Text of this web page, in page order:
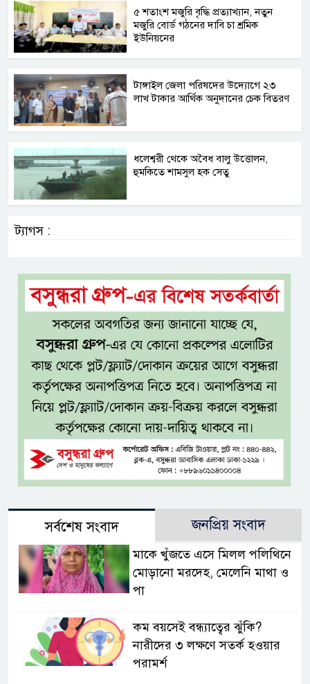
৫ শতাংশ মজুরি বৃদ্ধি প্রত্যাখ্যান, নতুন
মজুরি বোর্ড গঠনের দাবি চা শ্রমিক
ইউনিয়নের
টাঙ্গাইল জেলা পরিষদের উদ্যোগে ২৩
লাখ টাকার আর্থিক অনুদানের চেক বিতরণ
ধলেশ্বরী থেকে অবৈধ বালু উত্তোলন,
হুমকিতে শামসুল হক সেতু
ট্যাগস :
সর্বশেষ সংবাদ জনপ্রিয় সংবাদ
মাকে খুঁজতে এসে মিলল পলিথিনে
মোড়ানো মরদেহ, মেলেনি মাথা ও
পা
কম বয়সেই বন্ধ্যাত্বের ঝুঁকি?
নারীদের ৩ লক্ষণে সতর্ক হওয়ার
পরামর্শ